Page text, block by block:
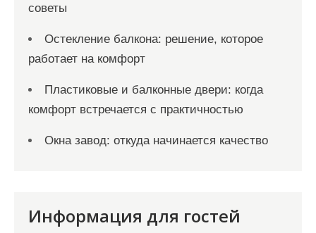
советы
Остекление балкона: решение, которое
работает на комфорт
Пластиковые и балконные двери: когда
комфорт встречается с практичностью
Окна завод: откуда начинается качество
Информация для гостей